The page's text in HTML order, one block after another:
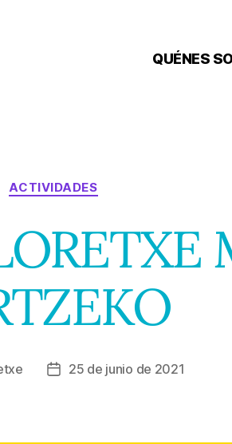
QUÉNES
Categorías
ACTIVIDADES
Fecha25 de junio de 2021